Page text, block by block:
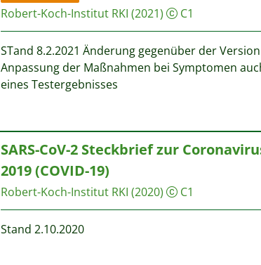
Robert-Koch-Institut RKI (2021) C1
STand 8.2.2021 Änderung gegenüber der
Anpassung der Maßnahmen bei Symptomen
eines Testergebnisses
SARS-CoV-2 Steckbrief zur
2019 (COVID-19)
Robert-Koch-Institut RKI (2020) C1
Stand 2.10.2020